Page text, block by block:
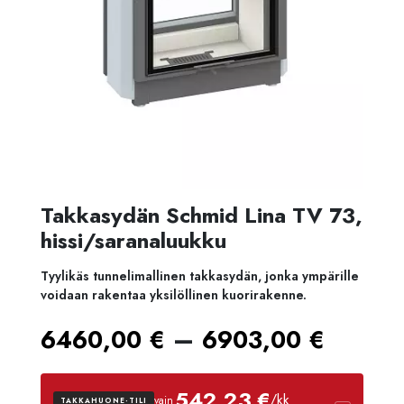
Takkasydän Schmid Lina TV 73,
hissi/saranaluukku
Tyylikäs tunnelimallinen takkasydän, jonka ympärille
voidaan rakentaa yksilöllinen kuorirakenne.
6460,00 € – 6903,00 €
TAKKAHUONE-TILI vain /kk